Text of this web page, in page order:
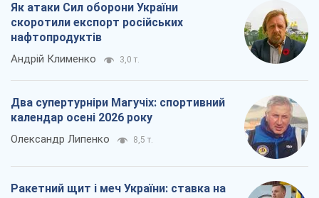
Як атаки Сил оборони України
скоротили експорт російських
нафтопродуктів
Андрій Клименко 3,0 т.
Два супертурніри Магучіх: спортивний
календар осені 2026 року
Олександр Липенко 8,5 т.
Ракетний щит і меч України: ставка на